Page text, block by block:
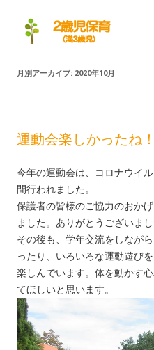
月別アーカイブ: 2020年10月
運動会楽しかったね！
今年の運動会は、コロナウイ
間行われました。
保護者の皆様のご協力のおか
ました。ありがとうございまし
その後も、学年交流をしなが
ったり、いろいろな運動遊び
楽しんでいます。体を動かす
てほしいと思います。